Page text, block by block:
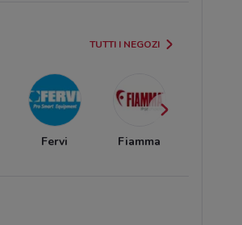
TUTTI I NEGOZI
Fervi Fiamma